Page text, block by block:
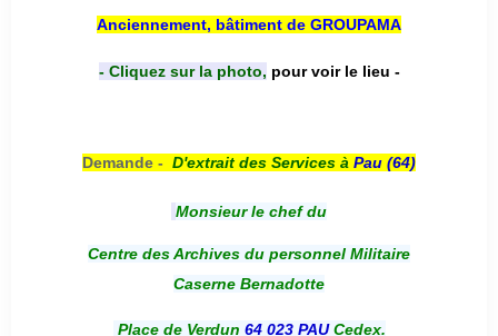
Anciennement, bâtiment de GROUPAMA
- Cliquez sur la photo, pour voir le lieu -
Demande - D'extrait des Services à Pau (64)
Monsieur le chef du
Centre des Archives du personnel Militaire
Caserne Bernadotte
Place de Verdun 64 023 PAUCedex.